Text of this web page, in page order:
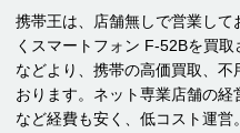
携帯王は、店舗無しで営業し
くスマートフォン F-52Bを買
などより、携帯の高価買取、
おります。ネット専業店舗の
など経費も安く、低コスト運